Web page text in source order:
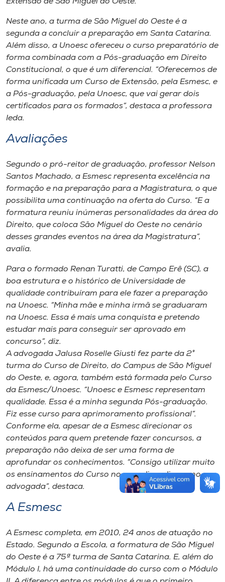
Neste ano, a turma de São Miguel do Oeste é a
segunda a concluir a preparação em Santa Catarina.
Além disso, a Unoesc ofereceu o curso preparatório de
forma combinada com a Pós-graduação em Direito
Constitucional, o que é um diferencial. “Oferecemos de
forma unificada um Curso de Extensão, pela Esmesc, e
a Pós-graduação, pela Unoesc, que vai gerar dois
certificados para os formados”, destaca a professora
Ieda.
Avaliações
Segundo o pró-reitor de graduação, professor Nelson
Santos Machado, a Esmesc representa excelência na
formação e na preparação para a Magistratura, o que
possibilita uma continuação na oferta do Curso. “E a
formatura reuniu inúmeras personalidades da área do
Direito, que coloca São Miguel do Oeste no cenário
desses grandes eventos na área da Magistratura”,
avalia.
Para o formado Renan Turatti, de Campo Erê (SC), a
boa estrutura e o histórico de Universidade de
qualidade contribuíram para ele fazer a preparação
na Unoesc. “Minha mãe e minha irmã se graduaram
na Unoesc. Essa é mais uma conquista e pretendo
estudar mais para conseguir ser aprovado em
concurso”, diz.
A advogada Jalusa Roselle Giusti fez parte da 2°
turma do Curso de Direito, do Campus de São Miguel
do Oeste, e, agora, também está formada pelo Curso
da Esmesc/Unoesc. “Unoesc e Esmesc representam
qualidade. Essa é a minha segunda Pós-graduação.
Fiz esse curso para aprimoramento profissional”.
Conforme ela, apesar de a Esmesc direcionar os
conteúdos para quem pretende fazer concursos, a
preparação não deixa de ser uma forma de
aprofundar os conhecimentos. “Consigo utilizar muito
os ensinamentos do Curso no meu dia a dia, como
advogada”, destaca.
A Esmesc
A Esmesc completa, em 2010, 24 anos de atuação no
Estado. Segundo a Escola, a formatura de São Miguel
do Oeste é a 75ª turma de Santa Catarina. E, além do
Módulo I, há uma continuidade do curso com o Módulo